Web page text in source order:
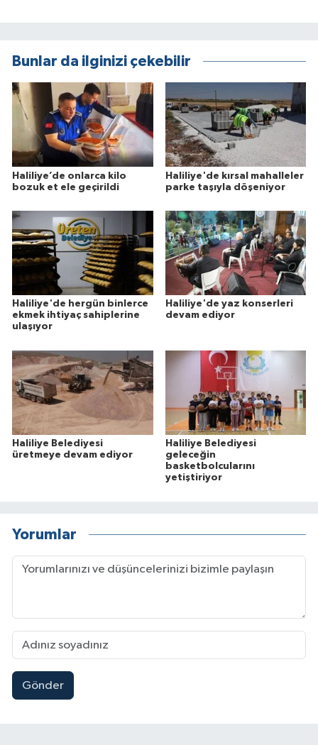
Bunlar da ilginizi çekebilir
Haliliye’de onlarca kilo
bozuk et ele geçirildi
Haliliye'de kırsal mahalleler
parke taşıyla döşeniyor
Haliliye'de hergün binlerce
ekmek ihtiyaç sahiplerine
ulaşıyor
Haliliye'de yaz konserleri
devam ediyor
Haliliye Belediyesi
üretmeye devam ediyor
Haliliye Belediyesi
geleceğin
basketbolcularını
yetiştiriyor
Yorumlar
Gönder